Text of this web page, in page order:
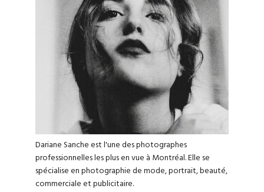
Dariane Sanche est l'une des photographes
professionnelles les plus en vue à Montréal. Elle se
spécialise en photographie de mode, portrait, beauté,
commerciale et publicitaire.